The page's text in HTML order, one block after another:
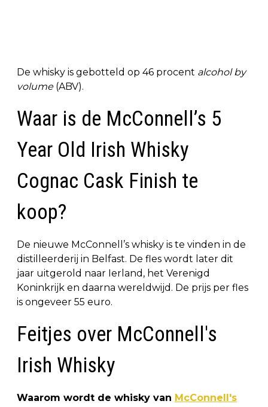
De whisky is gebotteld op 46 procent alcohol by
volume (ABV).
Waar is de McConnell’s 5
Year Old Irish Whisky
Cognac Cask Finish te
koop?
De nieuwe McConnell’s whisky is te vinden in de
distilleerderij in Belfast. De fles wordt later dit
jaar uitgerold naar Ierland, het Verenigd
Koninkrijk en daarna wereldwijd. De prijs per fles
is ongeveer 55 euro.
Feitjes over McConnell's
Irish Whisky
Waarom wordt de whisky van McConnell's